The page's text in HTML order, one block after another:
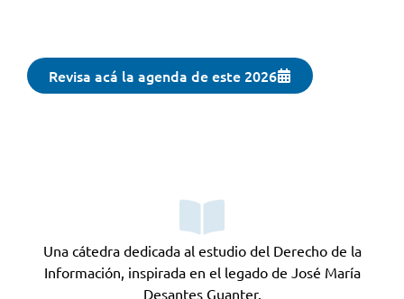
Revisa acá la agenda de este 2026
Una cátedra dedicada al estudio del Derecho de la
Información, inspirada en el legado de José María
Desantes Guanter.